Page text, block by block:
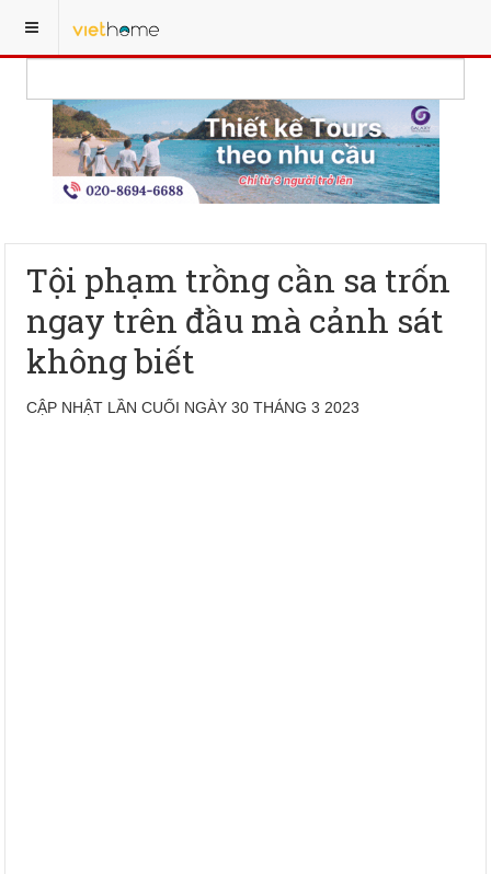
Tội phạm trồng cần sa trốn
ngay trên đầu mà cảnh sát
không biết
CẬP NHẬT LẦN CUỐI NGÀY 30 THÁNG 3 2023